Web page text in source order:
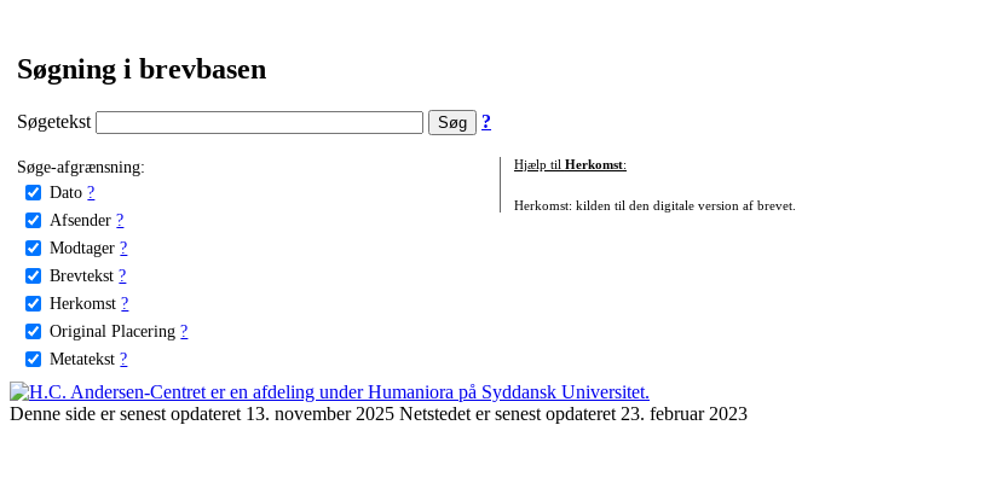
Søgning i brevbasen
Søgetekst ?
Søge-afgrænsning:
Dato ?
Afsender ?
Modtager ?
Brevtekst ?
Herkomst ?
Original Placering ?
Metatekst ?
Hjælp til Herkomst:
Herkomst: kilden til den digitale version af brevet.
Denne side er senest opdateret 13. november 2025 Netstedet er senest opdateret 23. februar 2023